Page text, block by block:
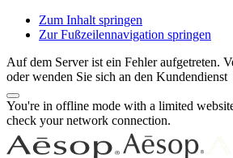
Zum Inhalt springen
Zur Fußzeilennavigation springen
Auf dem Server ist ein Fehler aufgetreten.
oder wenden Sie sich an den Kundendienst
You're in offline mode with a limited
check your network connection.